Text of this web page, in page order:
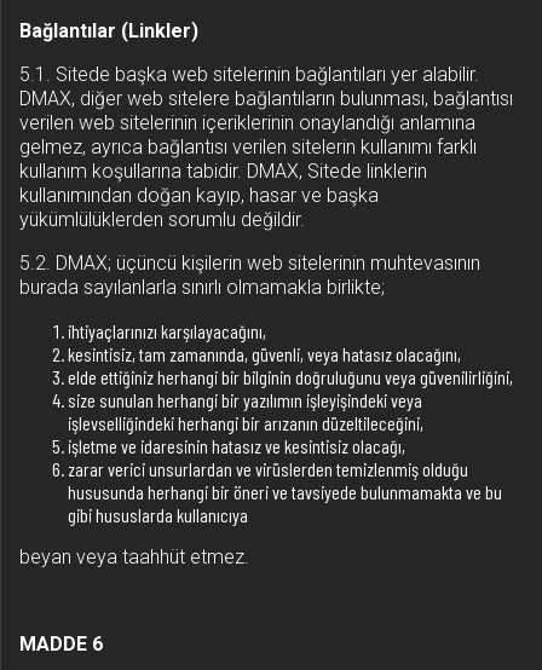
Bağlantılar (Linkler)
5.1. Sitede başka web sitelerinin bağlantıları yer alabilir.
DMAX, diğer web sitelere bağlantıların bulunması, bağlantısı
verilen web sitelerinin içeriklerinin onaylandığı anlamına
gelmez, ayrıca bağlantısı verilen sitelerin kullanımı farklı
kullanım koşullarına tabidir. DMAX, Sitede linklerin
kullanımından doğan kayıp, hasar ve başka
yükümlülüklerden sorumlu değildir.
5.2. DMAX; üçüncü kişilerin web sitelerinin muhtevasının
burada sayılanlarla sınırlı olmamakla birlikte;
ihtiyaçlarınızı karşılayacağını,
kesintisiz, tam zamanında, güvenli, veya hatasız olacağını,
elde ettiğiniz herhangi bir bilginin doğruluğunu veya güvenilirliğini,
size sunulan herhangi bir yazılımın işleyişindeki veya
işlevselliğindeki herhangi bir arızanın düzeltileceğini,
işletme ve idaresinin hatasız ve kesintisiz olacağı,
zarar verici unsurlardan ve virüslerden temizlenmiş olduğu
hususunda herhangi bir öneri ve tavsiyede bulunmamakta ve bu
gibi hususlarda kullanıcıya
beyan veya taahhüt etmez.
MADDE 6